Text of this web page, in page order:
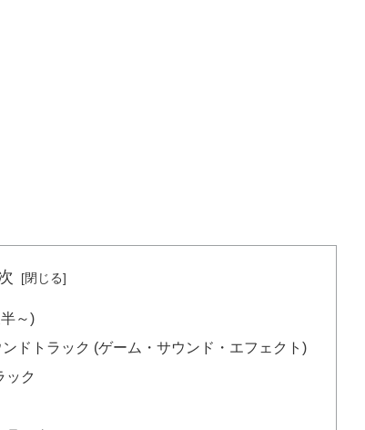
～)
ドトラック (ゲーム・サウンド・エフェクト)
ック